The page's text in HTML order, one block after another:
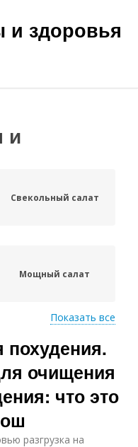
и здоровья
и
Свекольный салат
Мощный салат
Салаты из овощей
Греческий салат
Показать все
похудения.
очищения
что это
разгрузка на